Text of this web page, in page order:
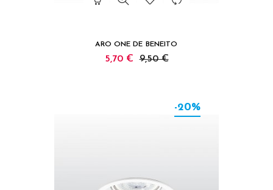
ARO ONE DE BENEITO
5,70 € 9,50 €
-20%